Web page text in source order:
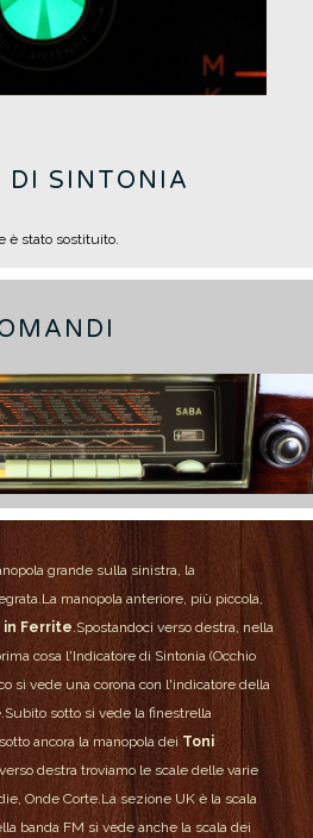
DI SINTONIA
è stato sostituito.
grande sulla sinistra, la
La manopola anteriore, più piccola,
Ferrite.Spostandoci verso destra, nella
cosa l'Indicatore di Sintonia (Occhio
si vede una corona con l'indicatore della
Subito sotto si vede la finestrella
ancora la manopola dei Toni
destra troviamo le scale delle varie
Onde Corte.La sezione UK è la scala
banda FM si vede anche la scala dei